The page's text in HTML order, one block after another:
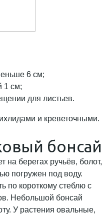
6 см;
1 см;
для листьев.
и креветочными.
бонсай
на берегах ручьёв, болот,
погружен под воду.
по короткому стеблю с
Небольшой бонсай
У растения овальные,